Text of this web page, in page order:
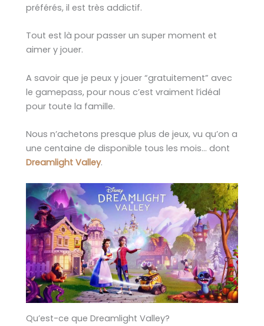
préférés, il est très addictif.
Tout est là pour passer un super moment et
aimer y jouer.
A savoir que je peux y jouer “gratuitement” avec
le gamepass, pour nous c’est vraiment l’idéal
pour toute la famille.
Nous n’achetons presque plus de jeux, vu qu’on a
une centaine de disponible tous les mois… dont
Dreamlight Valley.
Qu’est-ce que Dreamlight Valley?